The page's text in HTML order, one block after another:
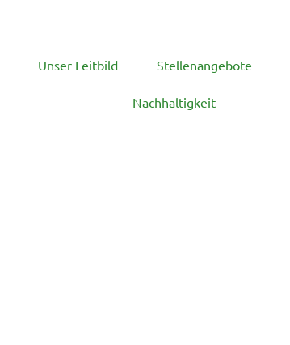
Unser Leitbild Stellenangebote
Nachhaltigkeit